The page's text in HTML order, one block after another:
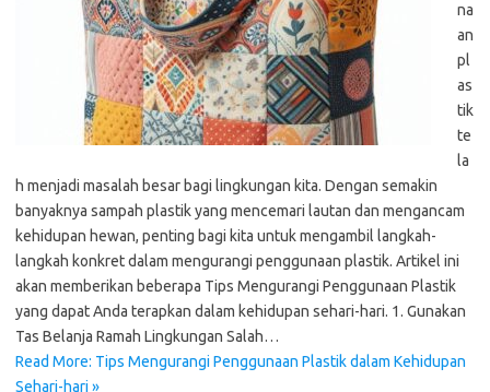
na
an
pl
as
tik
te
la
h menjadi masalah besar bagi lingkungan kita. Dengan semakin
banyaknya sampah plastik yang mencemari lautan dan mengancam
kehidupan hewan, penting bagi kita untuk mengambil langkah-
langkah konkret dalam mengurangi penggunaan plastik. Artikel ini
akan memberikan beberapa Tips Mengurangi Penggunaan Plastik
yang dapat Anda terapkan dalam kehidupan sehari-hari. 1. Gunakan
Tas Belanja Ramah Lingkungan Salah…
Read More: Tips Mengurangi Penggunaan Plastik dalam Kehidupan
Sehari-hari »